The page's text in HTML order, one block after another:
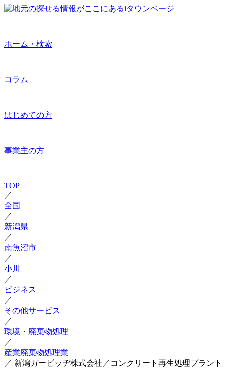
ホーム・検索
コラム
はじめての方
事業主の方
TOP
／
全国
／
新潟県
／
南魚沼市
／
小川
／
ビジネス
／
その他サービス
／
環境・廃棄物処理
／
産業廃棄物処理業
／ 新潟ガービッヂ株式会社／コンクリート再生処理プラント